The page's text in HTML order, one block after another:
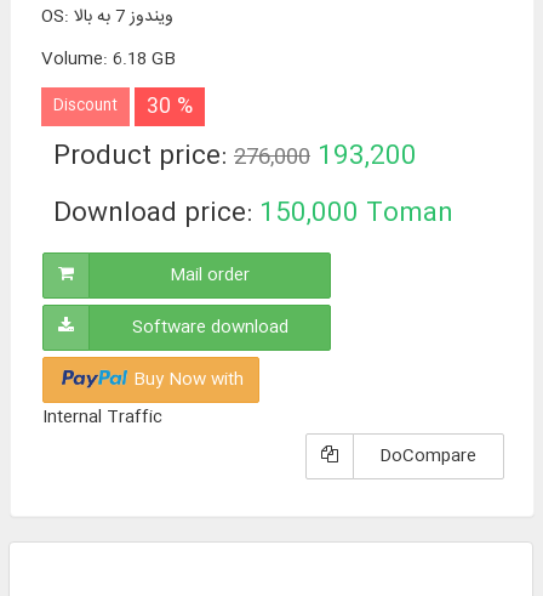
OS:
ویندوز 7 به بالا
Volume: 6.18 GB
Discount 30 %
Product price: 276,000 193,200
Toman
Download price: 150,000 Toman
Mail order
Software download
Buy Now with
Internal Traffic
DoCompare